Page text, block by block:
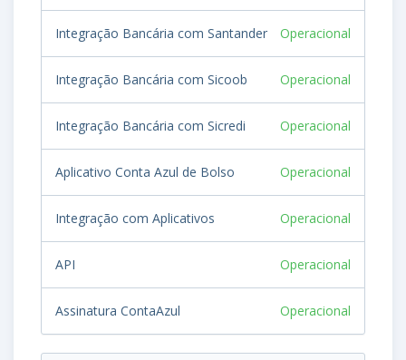
Integração Bancária com Santander Operacional
Integração Bancária com Sicoob Operacional
Integração Bancária com Sicredi Operacional
Aplicativo Conta Azul de Bolso Operacional
Integração com Aplicativos Operacional
API Operacional
Assinatura ContaAzul Operacional